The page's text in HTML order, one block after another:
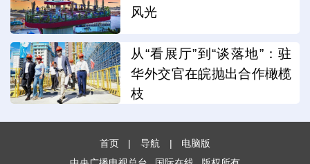
风光
从“看展厅”到“谈落地”：驻
华外交官在皖抛出合作橄榄
枝
首页 | 导航 |
电脑版